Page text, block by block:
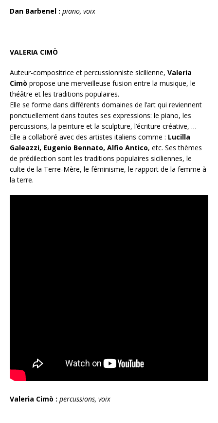
Dan Barbenel : piano, voix
VALERIA CIMÒ
Auteur-compositrice et percussionniste sicilienne, Valeria
Cimò propose une merveilleuse fusion entre la musique, le
théâtre et les traditions populaires.
Elle se forme dans différents domaines de l’art qui reviennent
ponctuellement dans toutes ses expressions: le piano, les
percussions, la peinture et la sculpture, l’écriture créative, …
Elle a collaboré avec des artistes italiens comme : Lucilla
Galeazzi, Eugenio Bennato, Alfio Antico, etc. Ses thèmes
de prédilection sont les traditions populaires siciliennes, le
culte de la Terre-Mère, le féminisme, le rapport de la femme à
la terre.
Valeria Cimò : percussions, voix